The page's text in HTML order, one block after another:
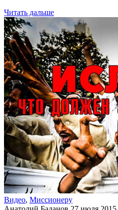
Читать дальше
Видео, Миссионеру